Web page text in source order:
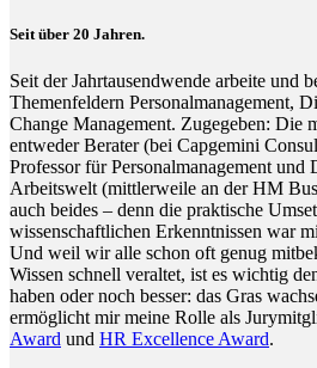
Seit über 20 Jahren.
Seit der Jahrtausendwende arbeite und
Themenfeldern Personalmanagement,
Change Management. Zugegeben: Die
entweder Berater (bei Capgemini
Professor für Personalmanagement und
Arbeitswelt (mittlerweile an der HM
auch beides – denn die praktische
wissenschaftlichen Erkenntnissen war
Und weil wir alle schon oft genug
Wissen schnell veraltet, ist es wichtig
haben oder noch besser: das Gras
ermöglicht mir meine Rolle als
Award und HR Excellence Award.